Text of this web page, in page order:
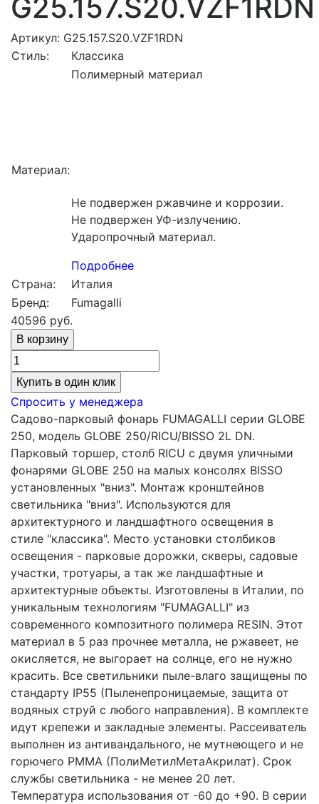
G25.157.S20.VZF1RDN
Артикул: G25.157.S20.VZF1RDN
Стиль:
Классика
Материал:
Полимерный материал
Не подвержен ржавчине и коррозии.
Не подвержен УФ-излучению.
Ударопрочный материал.
Подробнее
Страна:
Италия
Бренд:
Fumagalli
40596 руб.
Купить в один клик
Спросить у менеджера
Садово-парковый фонарь FUMAGALLI серии GLOBE
250, модель GLOBE 250/RICU/BISSO 2L DN.
Парковый торшер, столб RICU с двумя уличными
фонарями GLOBE 250 на малых консолях BISSO
установленных "вниз". Монтаж кронштейнов
светильника "вниз". Используются для
архитектурного и ландшафтного освещения в
стиле "классика". Место установки столбиков
освещения - парковые дорожки, cкверы, садовые
участки, тротуары, а так же ландшафтные и
архитектурные объекты. Изготовлены в Италии, по
уникальным технологиям "FUMAGALLI" из
современного композитного полимера RESIN. Этот
материал в 5 раз прочнее металла, не ржавеет, не
окисляется, не выгорает на солнце, его не нужно
красить. Все светильники пыле-влаго защищены по
стандарту IP55 (Пыленепроницаемые, защита от
водяных струй с любого направления). В комплекте
идут крепежи и закладные элементы. Рассеиватель
выполнен из антивандального, не мутнеющего и не
горючего PMMA (ПолиМетилМетаАкрилат). Срок
службы светильника - не менее 20 лет.
Температура использования от -60 до +90. В серии